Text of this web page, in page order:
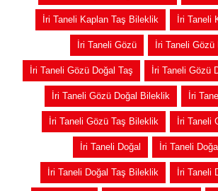
İri Taneli Kaplan Taş Bileklik İri Taneli
İri Taneli Gözü İri Taneli Gözü
İri Taneli Gözü Doğal Taş İri Taneli Gözü
İri Taneli Gözü Doğal Bileklik İri
İri Taneli Gözü Taş Bileklik İri Taneli
İri Taneli Doğal İri Taneli
İri Taneli Doğal Taş Bileklik İri Taneli